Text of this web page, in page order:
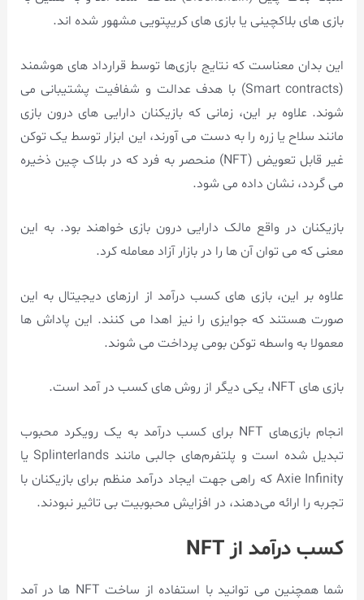
بازی های بلاکچینی یا بازی های کریپتویی مشهور شده اند.
این بدان معناست که نتایج بازی‌ها توسط قرارداد های هوشمند
(Smart contracts) با هدف عدالت و شفافیت پشتیبانی می‌
شوند. علاوه بر این، زمانی که بازیکنان دارایی‌ های درون بازی
مانند سلاح یا زره را به دست می‌ آورند، این ابزار توسط یک توکن
غیر قابل تعویض (NFT) منحصر به‌ فرد که در بلاک چین ذخیره
می‌ گردد، نشان داده می‌ شود.
بازیکنان در واقع مالک دارایی درون بازی خواهند بود. به این
معنی که می توان آن ها را در بازار آزاد معامله کرد.
علاوه بر این، بازی های کسب درآمد از ارزهای دیجیتال به این
صورت هستند که جوایزی را نیز اهدا می کنند. این پاداش ها
معمولا به واسطه توکن بومی پرداخت می شوند.
بازی های NFT، یکی دیگر از روش های کسب در آمد است.
انجام بازی‌های NFT برای کسب درآمد به یک رویکرد محبوب
تبدیل شده است و پلتفرم‌های جالبی مانند Splinterlands یا
Axie Infinity که راهی جهت ایجاد درآمد منظم برای بازیکنان با
تجربه را ارائه می‌دهند، در افزایش محبوبیت بی تاثیر نبودند.
کسب درآمد از NFT
شما همچنین می توانید با استفاده از ساخت NFT ها در آمد